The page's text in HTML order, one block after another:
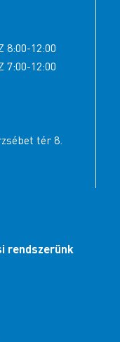
8:00-12:00
7:00-12:00
tér 8.
rendszerünk